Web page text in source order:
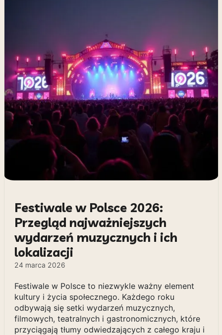
Festiwale w Polsce 2026:
Przegląd najważniejszych
wydarzeń muzycznych i ich
lokalizacji
24 marca 2026
Festiwale w Polsce to niezwykle ważny element
kultury i życia społecznego. Każdego roku
odbywają się setki wydarzeń muzycznych,
filmowych, teatralnych i gastronomicznych, które
przyciągają tłumy odwiedzających z całego kraju i